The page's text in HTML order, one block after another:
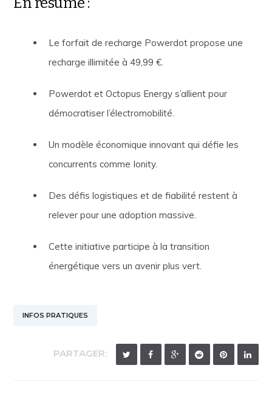
Le forfait de recharge Powerdot propose une
recharge illimitée à 49,99 €.
Powerdot et Octopus Energy s’allient pour
démocratiser l’électromobilité.
Un modèle économique innovant qui défie les
concurrents comme Ionity.
Des défis logistiques et de fiabilité restent à
relever pour une adoption massive.
Cette initiative participe à la transition
énergétique vers un avenir plus vert.
INFOS PRATIQUES
PARTAGER: